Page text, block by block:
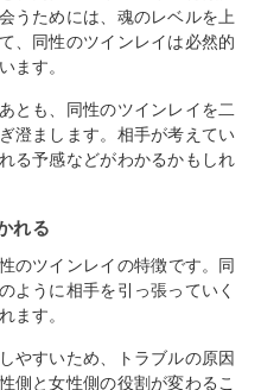
うためには、魂のレベルを上
、同性のツインレイは必然的
ます。
とも、同性のツインレイを二
澄まします。相手が考えてい
る予感などがわかるかもしれ
れる
のツインレイの特徴です。同
ように相手を引っ張っていく
ます。
やすいため、トラブルの原因
側と女性側の役割が変わるこ